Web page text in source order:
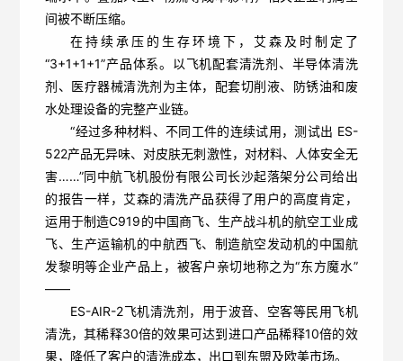
间被不断压缩。
在持续承压的生存环境下，艾森及时制定了
“3+1+1+1”产品体系。以飞机配套清洗剂、半导体清洗
剂、医疗器械清洗剂为主体，配套切削液、防锈油和废
水处理设备的完整产业链。
“经过多种材料、不同工件的连续试用，测试出 ES-
522产品无异味、对皮肤无刺激性，对材料、人体安全无
害……”同中航飞机股份有限公司长沙起落架分公司给出
的报告一样，艾森的清洗产品获得了用户的高度肯定，
运用于制造C919的中国商飞、生产战斗机的航空工业成
飞、生产运输机的中航西飞、制造航空发动机的中国航
发黎明等企业产品上，被客户亲切地称之为“东方魔水”
——
ES-AIR-2飞机清洗剂，用于波音、空客等民用飞机
清洗，其稀释30倍的效果可达到进口产品稀释10倍的效
果，降低了客户的清洗成本，出口到东盟及欧美市场。